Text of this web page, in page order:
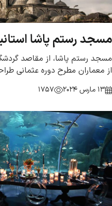
مسجد رستم پاشا
مسجد رستم پاشا، از مقاصد
از معماران مطرح دوره عثمانی
13 مارس 2024 1757